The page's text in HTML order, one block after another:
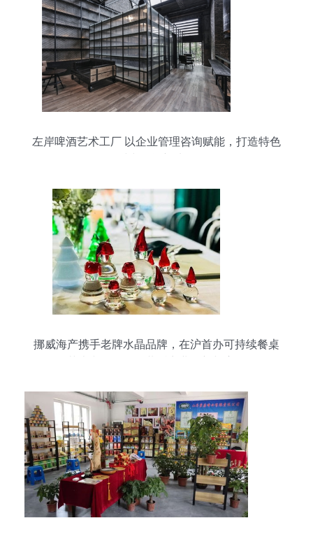
左岸啤酒艺术工厂 以企业管理咨询赋能，打造特色
挪威海产携手老牌水晶品牌，在沪首办可持续餐桌